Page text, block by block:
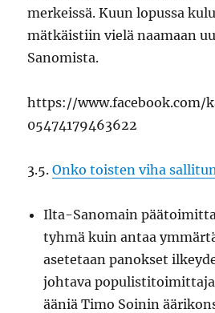
merkeissä. Kuun lopussa
mätkäistiin vielä naamaan
Sanomista.
https://www.facebook.com/
05474179463622
3.5.Onko toisten viha
Ilta-Sanomain
tyhmä kuin antaa
asetetaan panokset
johtava populistitoimittaja
ääniä Timo Soinin